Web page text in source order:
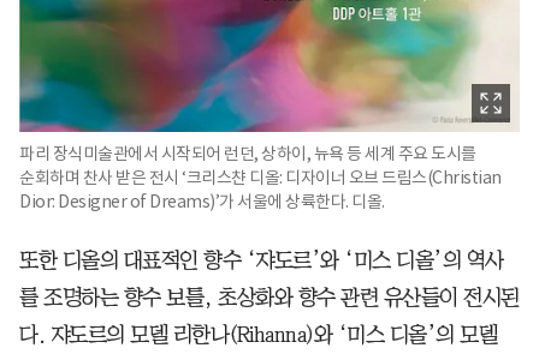
파리 장식미술관에서 시작되어 런던, 상하이, 뉴욕 등 세계 주요 도시를
순회하며 찬사 받은 전시 ‘크리스챤 디올: 디자이너 오브 드림스(Christian
Dior: Designer of Dreams)’가 서울에 상륙한다. 디올.
또한 디올의 대표적인 향수 ‘쟈도르’와 ‘미스 디올’의 역사
를 조명하는 향수 보틀, 초상화와 향수 관련 유산들이 전시된
다. 쟈도르의 모델 리한나(Rihanna)와 ‘미스 디올’의 모델